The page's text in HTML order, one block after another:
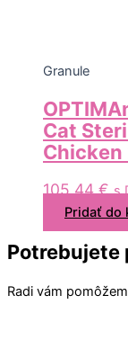
Granule
Cat
Chicken
105,44€ s
Pridať do
Potrebujete
Radi vám